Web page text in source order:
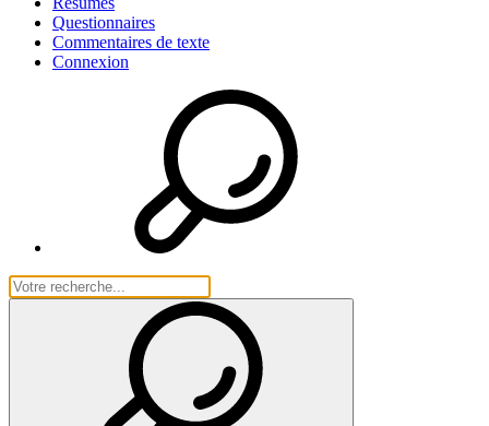
Questionnaires
Commentaires de texte
Connexion